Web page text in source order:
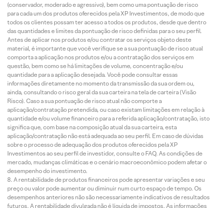
(conservador, moderado e agressivo), bem como uma pontuação de risco
para cada um dos produtos oferecidos pela XP Investimentos, de modo que
todos os clientes possam ter acesso a todos os produtos, desde que dentro
das quantidades e limites da pontuação de risco definidas para o seu perfil.
Antes de aplicar nos produtos e/ou contratar os serviços objeto deste
material, é importante que você verifique se a sua pontuação de risco atual
comporta a aplicação nos produtos e/ou a contratação dos serviços em
questão, bem como se há limitações de volume, concentração e/ou
quantidade para a aplicação desejada. Você pode consultar essas
informações diretamente no momento da transmissão da sua ordem ou,
ainda, consultando o risco geral da sua carteira na tela de carteira (Visão
Risco). Caso a sua pontuação de risco atual não comporte a
aplicação/contratação pretendida, ou caso existam limitações em relação à
quantidade e/ou volume financeiro para a referida aplicação/contratação, isto
significa que, com base na composição atual da sua carteira, esta
aplicação/contratação não está adequada ao seu perfil. Em caso de dúvidas
sobre o processo de adequação dos produtos oferecidos pela XP
Investimentos ao seu perfil de investidor, consulte o FAQ. As condições de
mercado, mudanças climáticas e o cenário macroeconômico podem afetar o
desempenho do investimento.
A rentabilidade de produtos financeiros pode apresentar variações e seu
preço ou valor pode aumentar ou diminuir num curto espaço de tempo. Os
desempenhos anteriores não são necessariamente indicativos de resultados
futuros. A rentabilidade divulgada não é líquida de impostos. As informações